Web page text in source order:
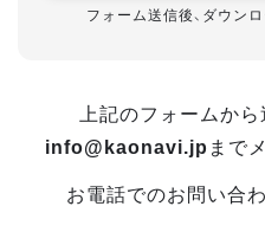
フォーム送信後、ダウン
上記のフォームから
info@kaonavi.jp まで
お電話でのお問い合